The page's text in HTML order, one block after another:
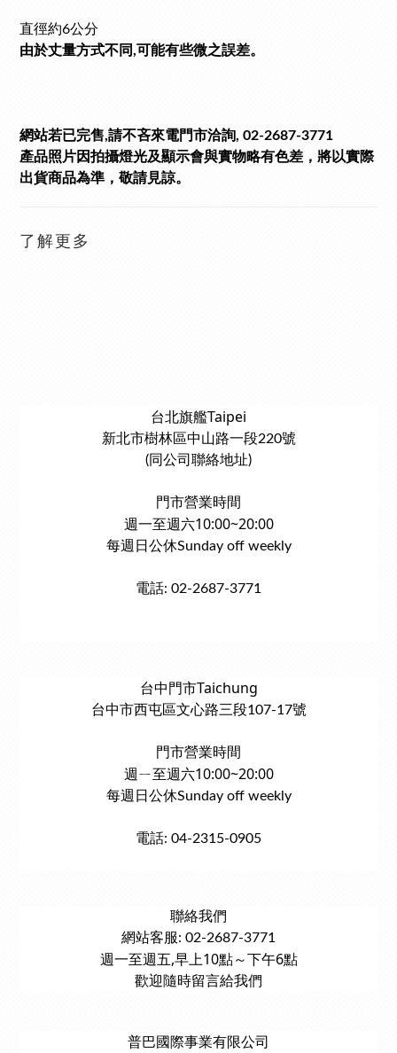
直徑約6公分
由於丈量方式不同,可能有些微之誤差。
網站若已完售,請不吝來電門市洽詢, 02-2687-3771
產品照片因拍攝燈光及顯示會與實物略有色差，將以實際
出貨商品為準，敬請見諒。
了解更多
台北旗艦Taipei
新北市樹林區中山路一段220號
(同公司聯絡地址)
門市營業時間
週一至週六10:00~20:00
每週日公休Sunday off weekly
電話: 02-2687-3771
台中門市Taichung
台中市西屯區文心路三段107-17號
門市營業時間
週ㄧ至週六10:00~20:00
每週日公休Sunday off weekly
電話: 04-2315-0905
聯絡我們
網站客服: 02-2687-3771
週一至週五,早上10點～下午6點
歡迎隨時留言給我們
普巴國際事業有限公司